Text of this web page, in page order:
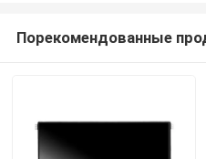
Порекомендованные